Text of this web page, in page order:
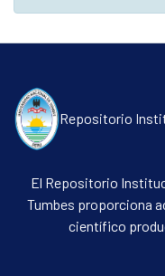
Repositorio
El Repositorio
Tumbes proporciona
científico